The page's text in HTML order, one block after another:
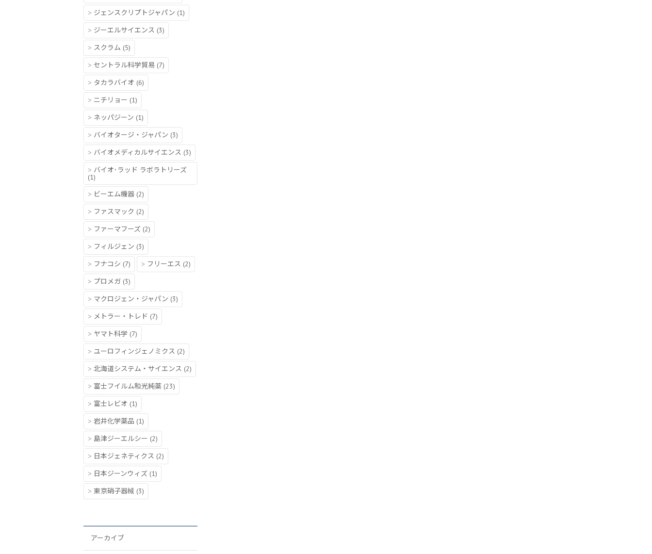
ジェンスクリプトジャパン (1)
ジーエルサイエンス (3)
スクラム (5)
セントラル科学貿易 (7)
タカラバイオ (6)
ニチリョー (1)
ネッパジーン (1)
バイオタージ・ジャパン (3)
バイオメディカルサイエンス (3)
バイオ･ラッド ラボラトリーズ
(1)
ビーエム機器 (2)
ファスマック (2)
ファーマフーズ (2)
フィルジェン (3)
フナコシ (7) フリーエス (2)
プロメガ (3)
マクロジェン・ジャパン (3)
メトラー・トレド (7)
ヤマト科学 (7)
ユーロフィンジェノミクス (2)
北海道システム・サイエンス (2)
富士フイルム和光純薬 (23)
富士レビオ (1)
岩井化学薬品 (1)
島津ジーエルシー (2)
日本ジェネティクス (2)
日本ジーンウィズ (1)
東京硝子器械 (3)
アーカイブ